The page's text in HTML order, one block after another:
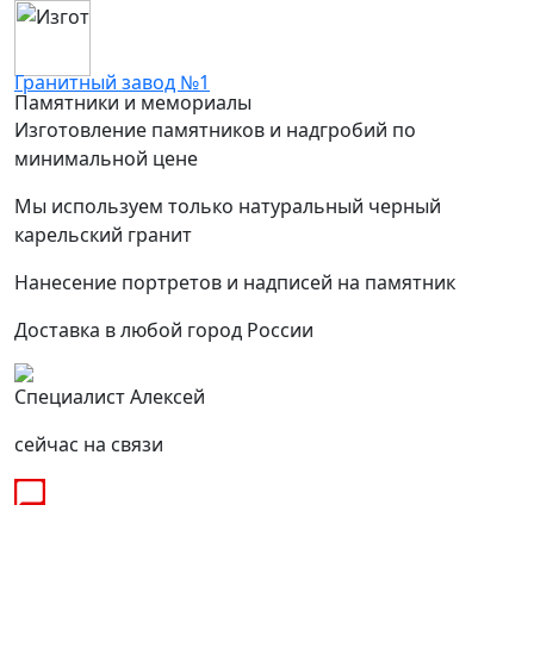
Гранитный завод №1
Памятники и мемориалы
Изготовление памятников и надгробий по
минимальной цене
Мы используем только натуральный черный
карельский гранит
Нанесение портретов и надписей на памятник
Доставка в любой город России
Специалист Алексей
сейчас на связи